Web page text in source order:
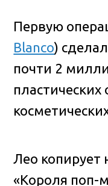
Первую
Blanco)
почти 2
пластических
Лео копирует
«Короля поп-